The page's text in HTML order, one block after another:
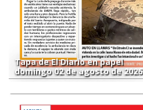
Tapa de El Diario en papel
domingo 02 de agosto de 2026